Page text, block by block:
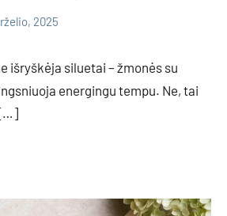
2025
išryškėja siluetai – žmonės su
energingu tempu. Ne, tai
[…]